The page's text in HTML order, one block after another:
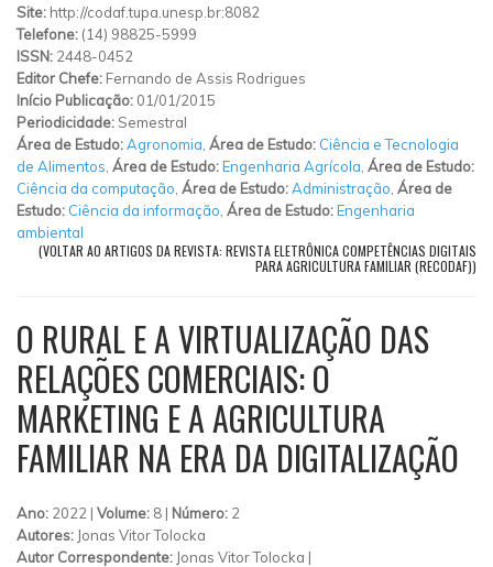
Site: http://codaf.tupa.unesp.br:8082
Telefone: (14) 98825-5999
ISSN: 2448-0452
Editor Chefe: Fernando de Assis Rodrigues
Início Publicação: 01/01/2015
Periodicidade: Semestral
Área de Estudo:Agronomia Área de Estudo: Ciência e Tecnologia
de Alimentos Área de Estudo:Engenharia Agrícola Área de Estudo:
Ciência da computação Área de Estudo:Administração Área de
Estudo: Ciência da informação Área de Estudo:Engenharia
ambiental
(VOLTAR AO ARTIGOS DA REVISTA: REVISTA ELETRÔNICA COMPETÊNCIAS DIGITAIS
PARA AGRICULTURA FAMILIAR (RECODAF))
O RURAL E A VIRTUALIZAÇÃO DAS
RELAÇÕES COMERCIAIS: O
MARKETING E A AGRICULTURA
FAMILIAR NA ERA DA DIGITALIZAÇÃO
Ano: 2022 | Volume: 8 | Número: 2
Autores: Jonas Vitor Tolocka
Autor Correspondente: Jonas Vitor Tolocka |